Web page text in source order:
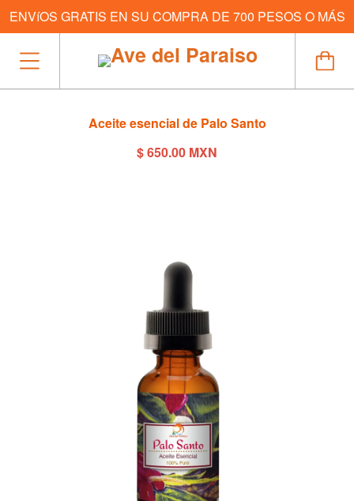
ENVíOS GRATIS EN SU COMPRA DE 700 PESOS O MÁS
Aceite esencial de Palo Santo
$ 650.00 MXN